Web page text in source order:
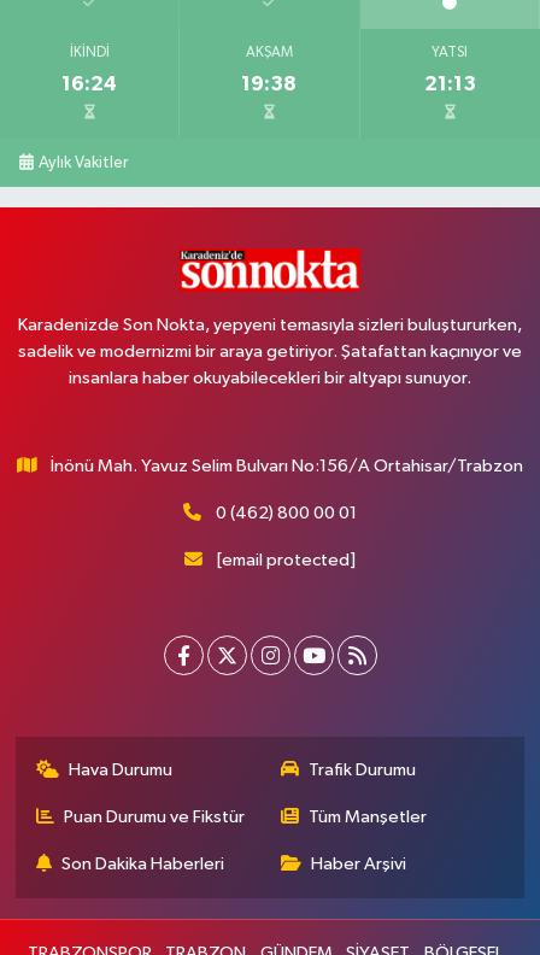
İKINDI
16:24
AKŞAM
19:38
YATSI
21:13
Aylık Vakitler
Karadenizde Son Nokta, yepyeni temasıyla sizleri buluştururken,
sadelik ve modernizmi bir araya getiriyor. Şatafattan kaçınıyor ve
insanlara haber okuyabilecekleri bir altyapı sunuyor.
İnönü Mah. Yavuz Selim Bulvarı No:156/A Ortahisar/Trabzon
0 (462) 800 00 01
[email protected]
Hava Durumu Trafik Durumu
Puan Durumu ve Fikstür Tüm Manşetler
Son Dakika Haberleri Haber Arşivi